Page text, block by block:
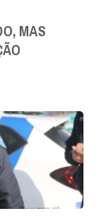
MAS